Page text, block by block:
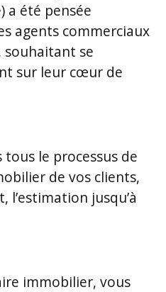
a été pensée
agents commerciaux
souhaitant se
sur leur cœur de
le processus de
de vos clients,
l’estimation jusqu’à
immobilier, vous